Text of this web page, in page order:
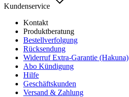
Kundenservice
Kontakt
Produktberatung
Bestellverfolgung
Rücksendung
Widerruf Extra-Garantie (Hakuna)
Abo Kündigung
Hilfe
Geschäftskunden
Versand & Zahlung